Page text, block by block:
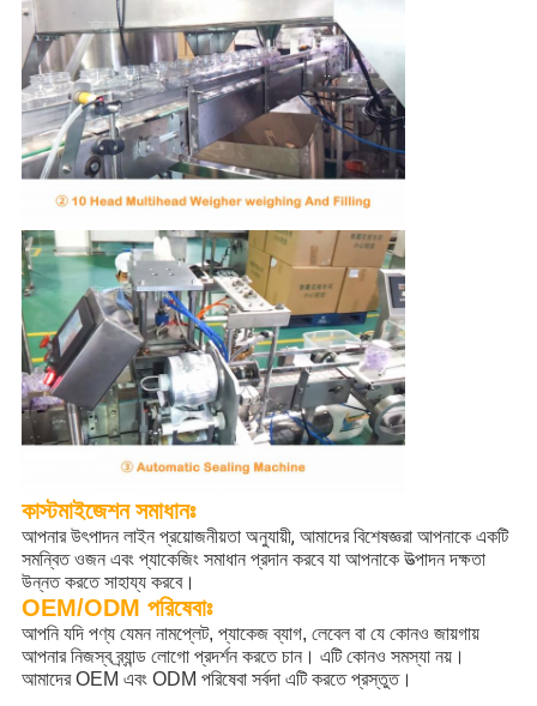
কাস্টমাইজেশন সমাধানঃ
আপনার উৎপাদন লাইন প্রয়োজনীয়তা অনুযায়ী, আমাদের বিশেষজ্ঞরা আপনাকে একটি
সমন্বিত ওজন এবং প্যাকেজিং সমাধান প্রদান করবে যা আপনাকে উত্পাদন দক্ষতা
উন্নত করতে সাহায্য করবে।
OEM/ODM পরিষেবাঃ
আপনি যদি পণ্য যেমন নামপ্লেট, প্যাকেজ ব্যাগ, লেবেল বা যে কোনও জায়গায়
আপনার নিজস্ব ব্র্যান্ড লোগো প্রদর্শন করতে চান। এটি কোনও সমস্যা নয়।
আমাদের OEM এবং ODM পরিষেবা সর্বদা এটি করতে প্রস্তুত।